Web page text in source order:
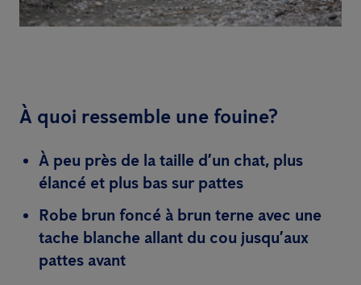
À quoi ressemble une fouine?
À peu près de la taille d’un chat, plus
élancé et plus bas sur pattes
Robe brun foncé à brun terne avec une
tache blanche allant du cou jusqu’aux
pattes avant